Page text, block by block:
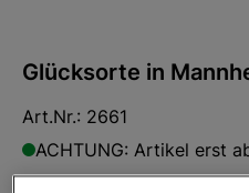
Glücksorte in
Art.Nr.: 2661
ACHTUNG: Artikel erst